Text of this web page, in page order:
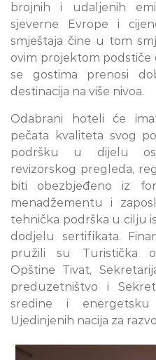
brojnih i udaljenih
sjeverne Evrope i
smještaja čine u tom
ovim projektom podstiče
se gostima prenosi
destinacija na više nivoa.
Odabrani hoteli će
pečata kvaliteta svog
podršku u dijelu
revizorskog pregleda,
biti obezbjeđeno iz
menadžementu i
tehnička podrška u cilju
dodjelu sertifikata.
pružili su Turistička
Opštine Tivat,
preduzetništvo i
sredine i
Ujedinjenih nacija za